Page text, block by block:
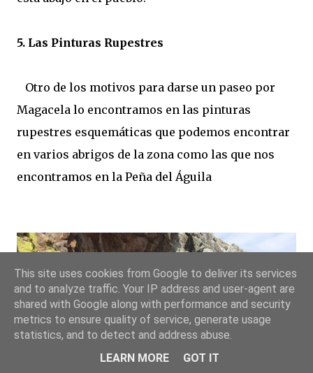
5. Las Pinturas Rupestres
Otro de los motivos para darse un paseo por
Magacela lo encontramos en las pinturas
rupestres esquemáticas que podemos encontrar
en varios abrigos de la zona como las que nos
encontramos en la Peña del Águila
This site uses cookies from Google to deliver its services
and to analyze traffic. Your IP address and user-agent are
shared with Google along with performance and security
metrics to ensure quality of service, generate usage
statistics, and to detect and address abuse.
LEARN MORE
GOT IT